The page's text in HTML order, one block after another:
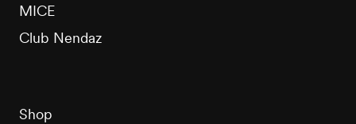
MICE
Club Nendaz
Shop